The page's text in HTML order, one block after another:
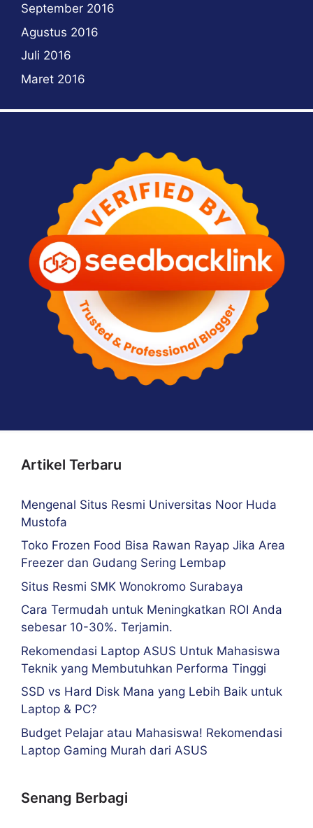
September 2016
Agustus 2016
Juli 2016
Maret 2016
Artikel Terbaru
Mengenal Situs Resmi Universitas Noor Huda
Mustofa
Toko Frozen Food Bisa Rawan Rayap Jika Area
Freezer dan Gudang Sering Lembap
Situs Resmi SMK Wonokromo Surabaya
Cara Termudah untuk Meningkatkan ROI Anda
sebesar 10-30%. Terjamin.
Rekomendasi Laptop ASUS Untuk Mahasiswa
Teknik yang Membutuhkan Performa Tinggi
SSD vs Hard Disk Mana yang Lebih Baik untuk
Laptop & PC?
Budget Pelajar atau Mahasiswa! Rekomendasi
Laptop Gaming Murah dari ASUS
Senang Berbagi